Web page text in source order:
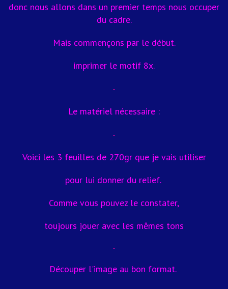
donc nous allons dans un premier temps nous occuper
du cadre.
Mais commençons par le début.
imprimer le motif 8x.
Le matériel nécessaire :
Voici les 3 feuilles de 270gr que je vais utiliser
pour lui donner du relief.
Comme vous pouvez le constater,
toujours jouer avec les mêmes tons
Découper l'image au bon format.